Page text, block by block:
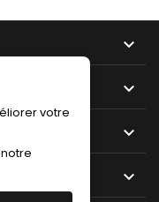
réducteurs de bruit...




votre